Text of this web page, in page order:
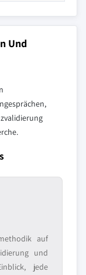
Und
auf
und
jede